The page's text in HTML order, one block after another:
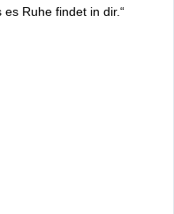
es Ruhe findet in dir.“